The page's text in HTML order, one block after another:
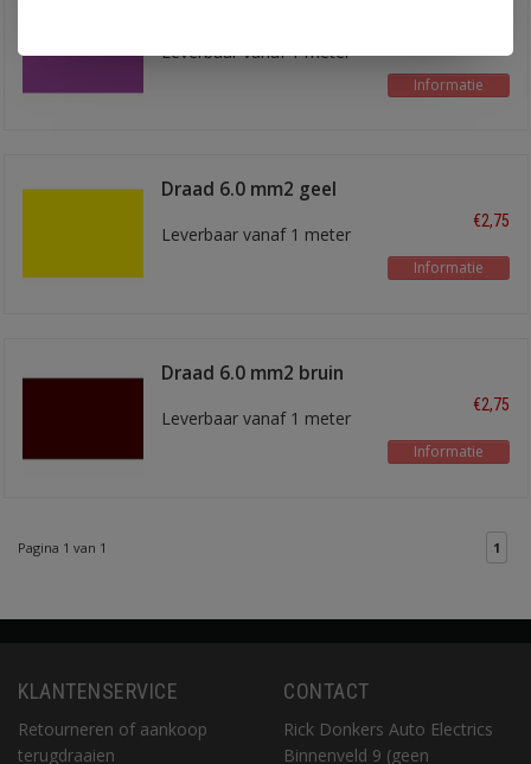
Leverbaar vanaf 1 meter
Informatie
Draad 6.0 mm2 geel
Leverbaar vanaf 1 meter
€2,75
Informatie
Draad 6.0 mm2 bruin
Leverbaar vanaf 1 meter
€2,75
Informatie
Pagina 1 van 1 1
KLANTENSERVICE
Retourneren of aankoop
terugdraaien
CONTACT
Rick Donkers Auto Electrics
Binnenveld 9 (geen